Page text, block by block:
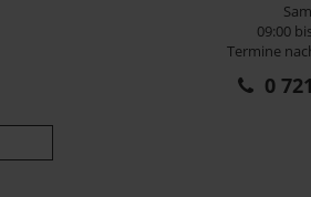
09:00
Termine
0